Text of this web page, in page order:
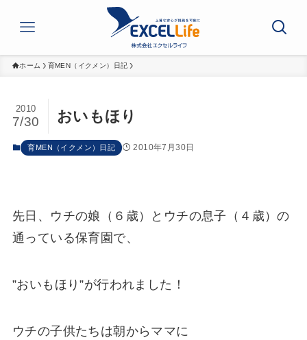
ホーム 育MEN（イクメン）日記
おいもほり
2010
7/30
育MEN（イクメン）日記 2010年7月30日
先日、ウチの娘（６歳）とウチの息子（４歳）の
通っている保育園で、
”おいもほり”が行われました！
ウチの子供たちは朝からママに